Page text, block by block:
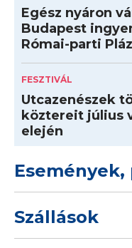
Egész nyáron
Budapest
Római-parti
FESZTIVÁL
Utcazenészek
köztereit július
elején
Szállások